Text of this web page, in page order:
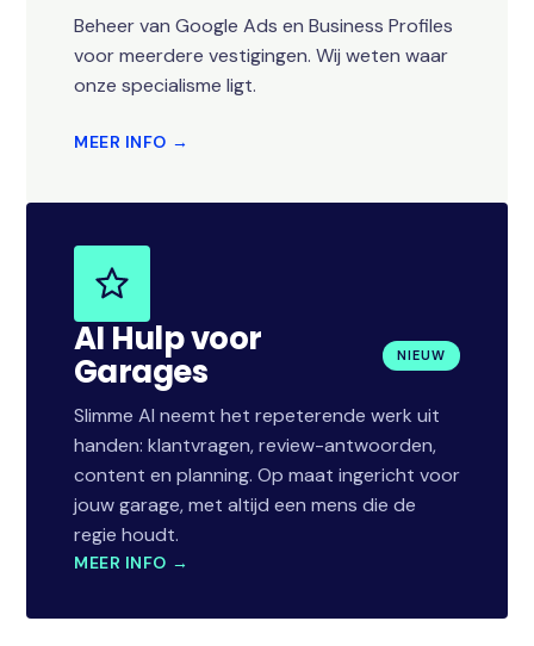
Beheer van Google Ads en Business Profiles
voor meerdere vestigingen. Wij weten waar
onze specialisme ligt.
MEER INFO →
AI Hulp voor
Garages NIEUW
Slimme AI neemt het repeterende werk uit
handen: klantvragen, review-antwoorden,
content en planning. Op maat ingericht voor
jouw garage, met altijd een mens die de
regie houdt.
MEER INFO →